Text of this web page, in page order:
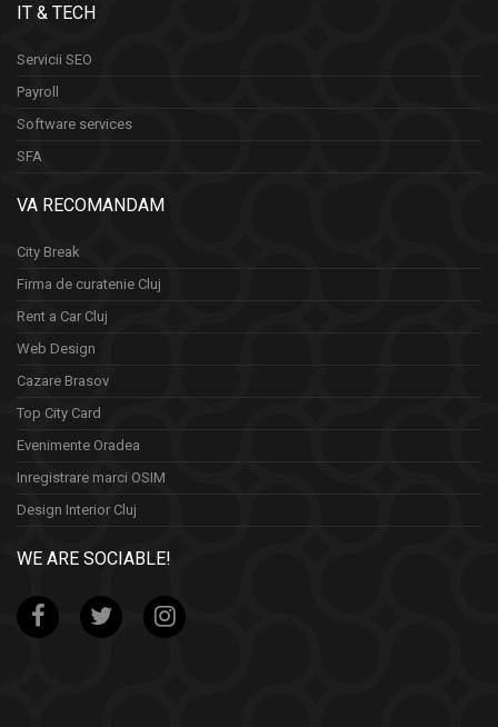
IT & TECH
Servicii SEO
Payroll
Software services
SFA
VA RECOMANDAM
City Break
Firma de curatenie Cluj
Rent a Car Cluj
Web Design
Cazare Brasov
Top City Card
Evenimente Oradea
Inregistrare marci OSIM
Design Interior Cluj
WE ARE SOCIABLE!